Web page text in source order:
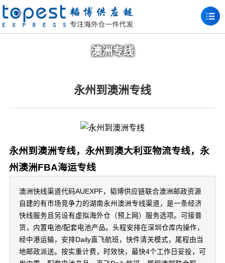
澳洲专线
永州到澳洲专线
永州到澳洲专线，永州到澳大利亚物流专线，永
州澳洲FBA海运专线
澳洲快线渠道代码AUEXPF，韬博供应链联合澳洲邮政资源
自建的有市场竞争力的湖南永州澳洲专线渠道，是一条经济
快线服务且另设有虚拟海外仓（预上网）服务选项。可接普
货，内置电池/配套电池产品。头程安排在深圳仓库内操作，
经中港运输，安排Daily直飞航班，快件清关模式，尾程由当
地邮政派送。按实重计费，时效快，最快4个工作日妥投，可